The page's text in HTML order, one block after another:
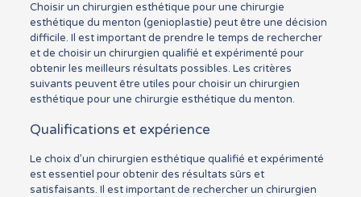
Choisir un chirurgien esthétique pour une chirurgie
esthétique du menton (genioplastie) peut être une décision
difficile. Il est important de prendre le temps de rechercher
et de choisir un chirurgien qualifié et expérimenté pour
obtenir les meilleurs résultats possibles. Les critères
suivants peuvent être utiles pour choisir un chirurgien
esthétique pour une chirurgie esthétique du menton.
Qualifications et expérience
Le choix d’un chirurgien esthétique qualifié et expérimenté
est essentiel pour obtenir des résultats sûrs et
satisfaisants. Il est important de rechercher un chirurgien